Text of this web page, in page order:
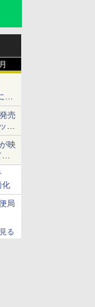
関
売
ク
映
化
局
る